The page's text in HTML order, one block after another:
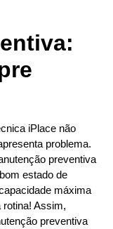
iPlace não
problema.
preventiva
estado de
máxima
rotina! Assim,
preventiva